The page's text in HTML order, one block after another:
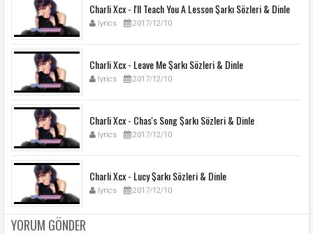
Charli Xcx - I'll Teach You A Lesson Şarkı Sözleri & Dinle
lyrics 2017/12/10
Charli Xcx - Leave Me Şarkı Sözleri & Dinle
lyrics 2017/12/10
Charli Xcx - Chas's Song Şarkı Sözleri & Dinle
lyrics 2017/12/10
Charli Xcx - Lucy Şarkı Sözleri & Dinle
lyrics 2017/12/10
YORUM GÖNDER